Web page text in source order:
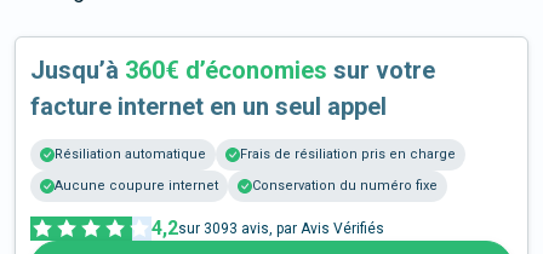
Jusqu’à 360€ d’économies sur votre
facture internet en un seul appel
Résiliation automatique
Frais de résiliation pris en charge
Aucune coupure internet
Conservation du numéro fixe
4,2sur 3093 avis, par Avis Vérifiés